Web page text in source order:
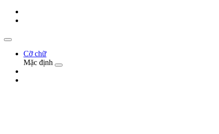
Cỡ chữ
Mặc định